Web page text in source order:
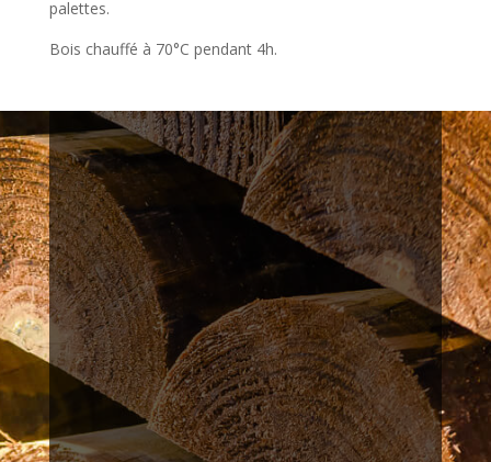
palettes.
Bois chauffé à 70°C pendant 4h.